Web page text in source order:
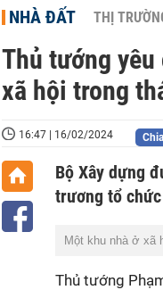
NHÀ ĐẤT THỊ
Thủ tướng
xã hội trong
16:47 | 16/02/2024
Bộ Xây dựng
trương tổ
Một khu nhà ở xã
Thủ tướng